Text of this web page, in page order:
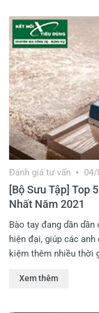
Đánh giá tư vấn
[Bộ Sưu Tập] Top
Nhất Năm 2021
04/
Bào tay đang dần
hiện đại, giúp các
kiệm thêm nhiều thời
Xem thêm